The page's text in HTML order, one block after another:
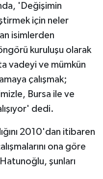
'Değişimin
için neler
isimlerden
kuruluşu olarak
vadeyi ve mümkün
çalışmak;
Bursa ile ve
dedi.
2010'dan itibaren
ona göre
şunları